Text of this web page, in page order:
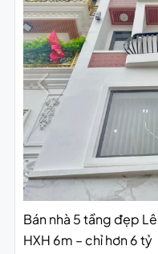
Bán nhà 5 tầng đẹp
HXH 6m – chỉ hơn 6 tỷ